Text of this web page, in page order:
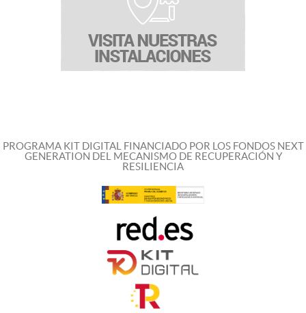
PROGRAMA KIT DIGITAL FINANCIADO POR LOS FONDOS NEXT
GENERATION DEL MECANISMO DE RECUPERACIÓN Y
RESILIENCIA